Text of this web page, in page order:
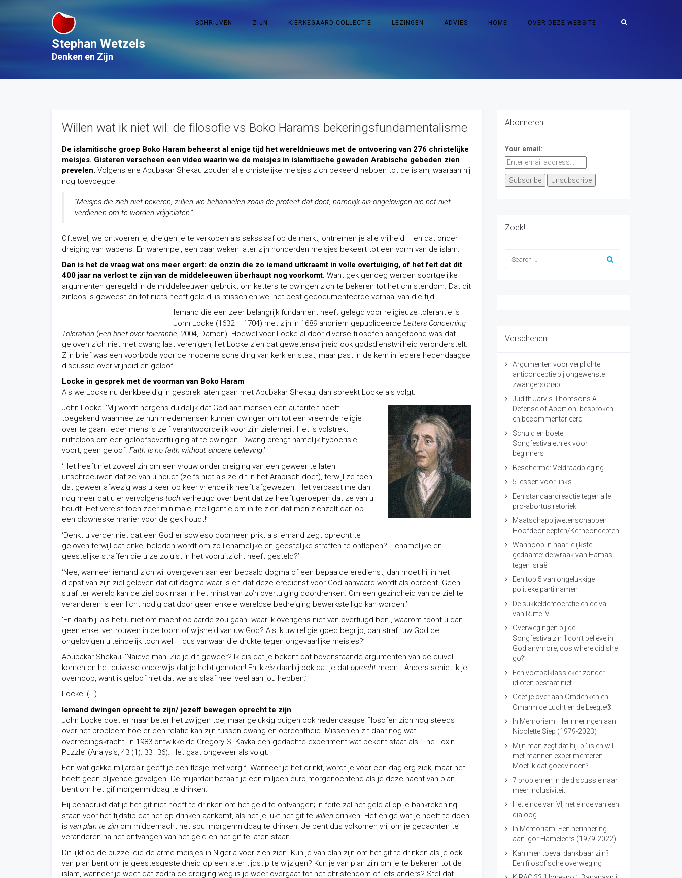
SCHRIJVEN ZIJN KIERKEGAARD COLLECTIE LEZINGEN ADVIES HOME OVER DEZE WEBSITE
Stephan Wetzels
Denken en Zijn
Willen wat ik niet wil: de filosofie vs Boko Harams bekeringsfundamentalisme
De islamitische groep Boko Haram beheerst al enige tijd het wereldnieuws met de ontvoering van 276 christelijke
meisjes. Gisteren verscheen een video waarin we de meisjes in islamitische gewaden Arabische gebeden zien
prevelen. Volgens ene Abubakar Shekau zouden alle christelijke meisjes zich bekeerd hebben tot de islam, waaraan hij
nog toevoegde:
“Meisjes die zich niet bekeren, zullen we behandelen zoals de profeet dat doet, namelijk als ongelovigen die het niet
verdienen om te worden vrijgelaten.”
Oftewel, we ontvoeren je, dreigen je te verkopen als seksslaaf op de markt, ontnemen je alle vrijheid – en dat onder
dreiging van wapens. En warempel, een paar weken later zijn honderden meisjes bekeert tot een vorm van de islam.
Dan is het de vraag wat ons meer ergert: de onzin die zo iemand uitkraamt in volle overtuiging, of het feit dat dit
400 jaar na verlost te zijn van de middeleeuwen überhaupt nog voorkomt. Want gek genoeg werden soortgelijke
argumenten geregeld in de middeleeuwen gebruikt om ketters te dwingen zich te bekeren tot het christendom. Dat dit
zinloos is geweest en tot niets heeft geleid, is misschien wel het best gedocumenteerde verhaal van die tijd.
Iemand die een zeer belangrijk fundament heeft gelegd voor religieuze tolerantie is
John Locke (1632 – 1704) met zijn in 1689 anoniem gepubliceerde Letters Concerning
Toleration (Een brief over tolerantie, 2004, Damon). Hoewel voor Locke al door diverse filosofen aangetoond was dat
geloven zich niet met dwang laat verenigen, liet Locke zien dat gewetensvrijheid ook godsdienstvrijheid veronderstelt.
Zijn brief was een voorbode voor de moderne scheiding van kerk en staat, maar past in de kern in iedere hedendaagse
discussie over vrijheid en geloof.
Locke in gesprek met de voorman van Boko Haram
Als we Locke nu denkbeeldig in gesprek laten gaan met Abubakar Shekau, dan spreekt Locke als volgt:
John Locke: ‘Mij wordt nergens duidelijk dat God aan mensen een autoriteit heeft
toegekend waarmee ze hun medemensen kunnen dwingen om tot een vreemde religie
over te gaan. Ieder mens is zelf verantwoordelijk voor zijn zielenheil. Het is volstrekt
nutteloos om een geloofsovertuiging af te dwingen. Dwang brengt namelijk hypocrisie
voort, geen geloof. Faith is no faith without sincere believing.’
‘Het heeft niet zoveel zin om een vrouw onder dreiging van een geweer te laten
uitschreeuwen dat ze van u houdt (zelfs niet als ze dit in het Arabisch doet), terwijl ze toen
dat geweer afwezig was u keer op keer vriendelijk heeft afgewezen. Het verbaast me dan
nog meer dat u er vervolgens toch verheugd over bent dat ze heeft geroepen dat ze van u
houdt. Het vereist toch zeer minimale intelligentie om in te zien dat men zichzelf dan op
een clowneske manier voor de gek houdt!’
‘Denkt u verder niet dat een God er sowieso doorheen prikt als iemand zegt oprecht te
geloven terwijl dat enkel beleden wordt om zo lichamelijke en geestelijke straffen te ontlopen? Lichamelijke en
geestelijke straffen die u ze zojuist in het vooruitzicht heeft gesteld?’
‘Nee, wanneer iemand zich wil overgeven aan een bepaald dogma of een bepaalde eredienst, dan moet hij in het
diepst van zijn ziel geloven dat dit dogma waar is en dat deze eredienst voor God aanvaard wordt als oprecht. Geen
straf ter wereld kan de ziel ook maar in het minst van zo’n overtuiging doordrenken. Om een gezindheid van de ziel te
veranderen is een licht nodig dat door geen enkele wereldse bedreiging bewerkstelligd kan worden!’
‘En daarbij: als het u niet om macht op aarde zou gaan -waar ik overigens niet van overtuigd ben-, waarom toont u dan
geen enkel vertrouwen in de toorn of wijsheid van uw God? Als ik uw religie goed begrijp, dan straft uw God de
ongelovigen uiteindelijk toch wel – dus vanwaar die drukte tegen ongevaarlijke meisjes?’
Abubakar Shekau: ‘Naïeve man! Zie je dit geweer? Ik eis dat je bekent dat bovenstaande argumenten van de duivel
komen en het duivelse onderwijs dat je hebt genoten! En ik eis daarbij ook dat je dat oprecht meent. Anders schiet ik je
overhoop, want ik geloof niet dat we als slaaf heel veel aan jou hebben.’
Locke: (…)
Iemand dwingen oprecht te zijn/ jezelf bewegen oprecht te zijn
John Locke doet er maar beter het zwijgen toe, maar gelukkig buigen ook hedendaagse filosofen zich nog steeds
over het probleem hoe er een relatie kan zijn tussen dwang en oprechtheid. Misschien zit daar nog wat
overredingskracht. In 1983 ontwikkelde Gregory S. Kavka een gedachte-experiment wat bekent staat als ‘The Toxin
Puzzle’ (Analysis, 43 (1): 33–36). Het gaat ongeveer als volgt:
Een wat gekke miljardair geeft je een flesje met vergif. Wanneer je het drinkt, wordt je voor een dag erg ziek, maar het
heeft geen blijvende gevolgen. De miljardair betaalt je een miljoen euro morgenochtend als je deze nacht van plan
bent om het gif morgenmiddag te drinken.
Hij benadrukt dat je het gif niet hoeft te drinken om het geld te ontvangen; in feite zal het geld al op je bankrekening
staan voor het tijdstip dat het op drinken aankomt, als het je lukt het gif te willen drinken. Het enige wat je hoeft te doen
is van plan te zijn om middernacht het spul morgenmiddag te drinken. Je bent dus volkomen vrij om je gedachten te
veranderen na het ontvangen van het geld en het gif te laten staan.
Dit lijkt op de puzzel die de arme meisjes in Nigeria voor zich zien. Kun je van plan zijn om het gif te drinken als je ook
van plan bent om je geestesgesteldheid op een later tijdstip te wijzigen? Kun je van plan zijn om je te bekeren tot de
islam, wanneer je weet dat zodra de dreiging weg is je weer overgaat tot het christendom of iets anders? Stel dat
Abonneren
Your email:
Zoek!
Verschenen
Argumenten voor verplichte
anticonceptie bij ongewenste
zwangerschap
Judith Jarvis Thomsons A
Defense of Abortion: besproken
en becommentarieerd
Schuld en boete.
Songfestivalethiek voor
beginners
Beschermd: Veldraadpleging
5 lessen voor links
Een standaardreactie tegen alle
pro-abortus retoriek
Maatschappijwetenschappen
Hoofdconcepten/Kernconcepten
Wanhoop in haar lelijkste
gedaante: de wraak van Hamas
tegen Israël
Een top 5 van ongelukkige
politieke partijnamen
De sukkeldemocratie en de val
van Rutte IV
Overwegingen bij de
Songfestivalzin ‘I don’t believe in
God anymore, cos where did she
go?’
Een voetbalklassieker zonder
idioten bestaat niet
Geef je over aan Omdenken en
Omarm de Lucht en de Leegte®
In Memoriam. Herinneringen aan
Nicolette Siep (1979-2023)
Mijn man zegt dat hij ‘bi’ is en wil
met mannen experimenteren.
Moet ik dat goedvinden?
7 problemen in de discussie naar
meer inclusiviteit
Het einde van VI, het einde van een
dialoog
In Memoriam. Een herinnering
aan Igor Hameleers (1979-2022)
Kan men toeval dankbaar zijn?
Een filosofische overweging